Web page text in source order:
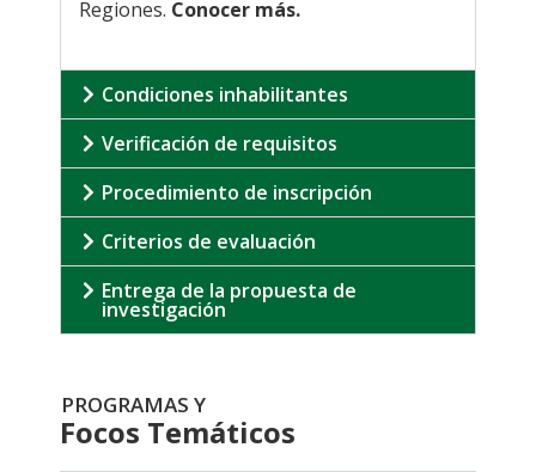
Regiones. Conocer más.
Condiciones inhabilitantes
Verificación de requisitos
Procedimiento de inscripción
Criterios de evaluación
Entrega de la propuesta de
investigación
PROGRAMAS Y
Focos Temáticos